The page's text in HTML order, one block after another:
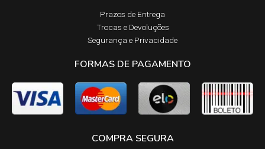
Prazos de Entrega​
Trocas e Devoluções​
Segurança e Privacidade
FORMAS DE PAGAMENTO
COMPRA SEGURA